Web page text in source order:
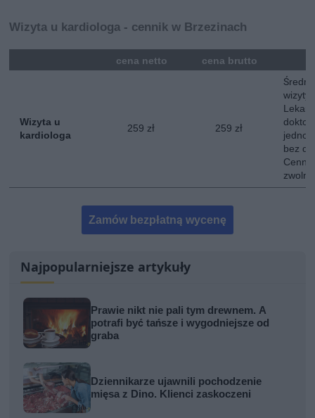
Wizyta u kardiologa - cennik w Brzezinach
cena netto cena brutto
Wizyta u
kardiologa
259 zł 259 zł
Średni
wizyty
bez
Zamów bezpłatną wycenę
Najpopularniejsze artykuły
Prawie nikt nie pali tym drewnem. A
potrafi być tańsze i wygodniejsze od
graba
Dziennikarze ujawnili pochodzenie
mięsa z Dino. Klienci zaskoczeni